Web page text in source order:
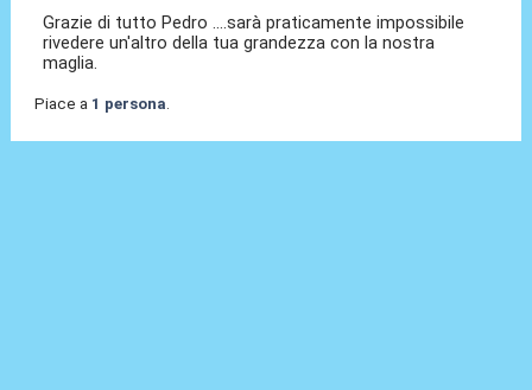
Grazie di tutto Pedro ....sarà praticamente impossibile
rivedere un'altro della tua grandezza con la nostra
maglia.
Piace a 1 persona.